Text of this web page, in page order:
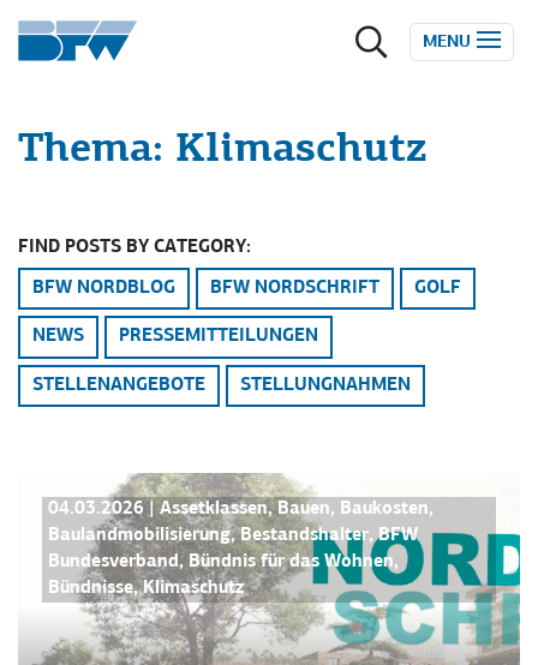
Zum Inhalt springen
MENU
Thema: Klimaschutz
FIND POSTS BY CATEGORY:
BFW NORDBLOG BFW NORDSCHRIFT GOLF
NEWS PRESSEMITTEILUNGEN
STELLENANGEBOTE STELLUNGNAHMEN
BFW NORDSCHRIFT NEWS
04.03.2026 |Assetklassen,Bauen, Baukosten,
Baulandmobilisierung,Bestandshalter,BFW
Bundesverband, Bündnis für das Wohnen,
Bündnisse,Klimaschutz